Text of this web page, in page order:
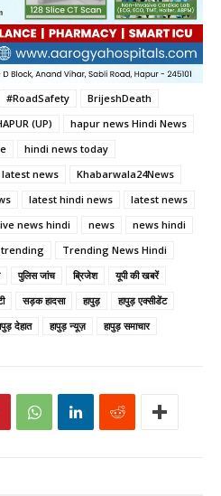
#RoadSafety
BrijeshDeath
(UP)
hapur news Hindi News
hindi news today
news
Khabarwala24News
latest hindi news
latest news
news hindi news
news hindi
trending
Trending News Hindi
पुलिस जांच ब्रिजेश
यूपी की खबरें
सड़क हादसा हापुड़
हापुड़ एक्सीडेंट
देहात हापुड़ न्यूज़ हापुड़ समाचार